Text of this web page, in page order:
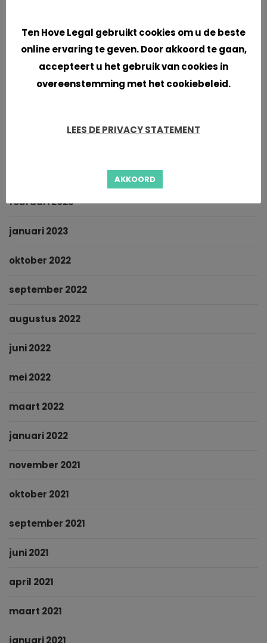
januari 2024
november 2023
september 2023
februari 2023
januari 2023
oktober 2022
september 2022
augustus 2022
juni 2022
mei 2022
maart 2022
januari 2022
november 2021
oktober 2021
september 2021
juni 2021
april 2021
maart 2021
januari 2021
Ten Hove Legal gebruikt cookies om u de beste
online ervaring te geven. Door akkoord te gaan,
accepteert u het gebruik van cookies in
overeenstemming met het cookiebeleid.
LEES DE PRIVACY STATEMENT
AKKOORD